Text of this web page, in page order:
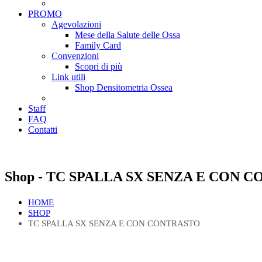
PROMO
Agevolazioni
Mese della Salute delle Ossa
Family Card
Convenzioni
Scopri di più
Link utili
Shop Densitometria Ossea
Staff
FAQ
Contatti
Shop - TC SPALLA SX SENZA E CON
HOME
SHOP
TC SPALLA SX SENZA E CON CONTRASTO